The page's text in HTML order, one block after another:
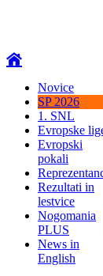
Novice
SP 2026
1. SNL
Evropske
Evropski
pokali
Rezultati in
lestvice
Nogomania
PLUS
News in
English